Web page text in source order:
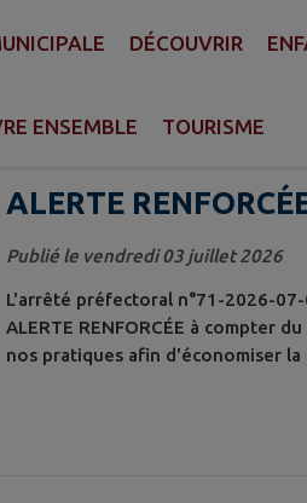
DÉCOUVRIR
ENSEMBLE TOURISME
ALERTE
USAGES D'EAU
Publié le vendredi 03 juillet 2026
L'arrêté préfectoral n°71-2026-
ALERTE RENFORCÉE à compter
nos pratiques afin d'économiser